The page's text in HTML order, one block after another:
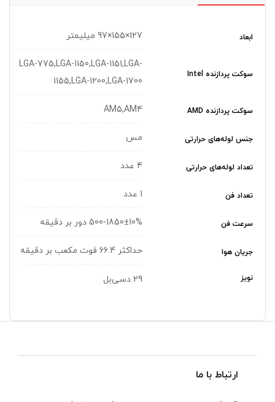
ابعاد 127×155×97 میلیمتر
سوکت پردازنده Intel
LGA-775,LGA-1150,LGA-1151,LGA-
1155,LGA-1200,LGA-1700
سوکت پردازنده AMD AM5,AM4
جنس لوله‌های حرارتی مس
تعداد لوله‌های حرارتی 4 عدد
تعداد فن 1 عدد
سرعت فن 500-1850±10% دور بر دقیقه
جریان هوا حداکثر 66.4 فوت مکعب بر دقیقه
نویز 29 دسی‌بل
ارتباط با ما